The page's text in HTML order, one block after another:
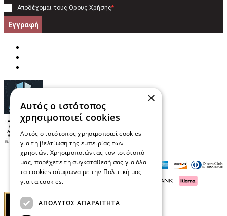
Αποδέχομαι τους Όρους Χρήσης*
Εγγραφή
×
Αυτός ο ιστότοπος
χρησιμοποιεί cookies
Αυτός ο ιστότοπος χρησιμοποιεί cookies
για τη βελτίωση της εμπειρίας των
χρηστών. Χρησιμοποιώντας τον ιστότοπό
μας, παρέχετε τη συγκατάθεσή σας για όλα
τα cookies σύμφωνα με την Πολιτική μας
για τα cookies.
ΑΠΟΛΎΤΩΣ ΑΠΑΡΑΊΤΗΤΑ